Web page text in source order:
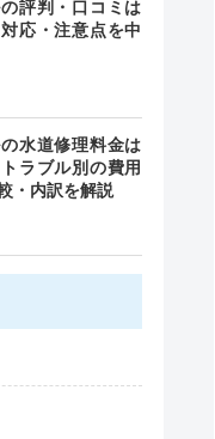
評判・口コミは
応・注意点を中
水道修理料金は
ラブル別の費用
・内訳を解説